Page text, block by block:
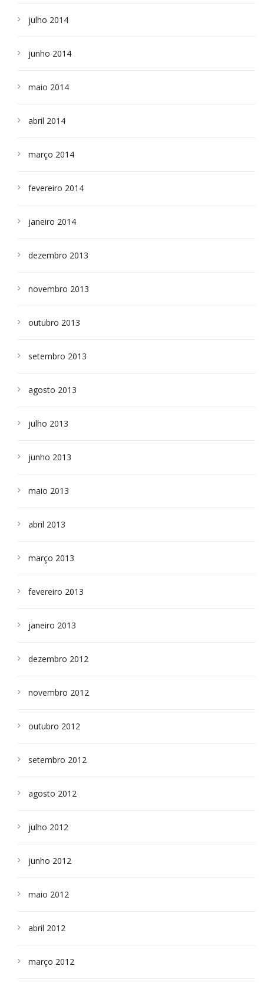
julho 2014
junho 2014
maio 2014
abril 2014
março 2014
fevereiro 2014
janeiro 2014
dezembro 2013
novembro 2013
outubro 2013
setembro 2013
agosto 2013
julho 2013
junho 2013
maio 2013
abril 2013
março 2013
fevereiro 2013
janeiro 2013
dezembro 2012
novembro 2012
outubro 2012
setembro 2012
agosto 2012
julho 2012
junho 2012
maio 2012
abril 2012
março 2012